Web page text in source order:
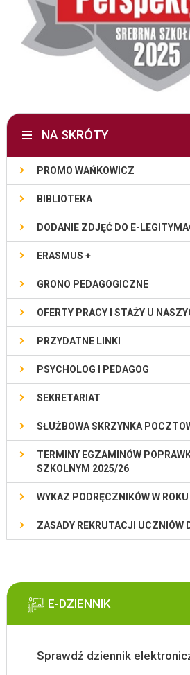
NA SKRÓTY
PROMO WAŃKOWICZ
BIBLIOTEKA
DODANIE ZDJĘĆ DO E-
ERASMUS +
GRONO PEDAGOGICZNE
OFERTY PRACY I STAŻY U
PRZYDATNE LINKI
PSYCHOLOG I PEDAGOG
SEKRETARIAT
SŁUŻBOWA SKRZYNKA
TERMINY EGZAMINÓW
SZKOLNYM 2025/26
WYKAZ PODRĘCZNIKÓW W
ZASADY REKRUTACJI UCZNIÓW
E-DZIENNIK
Sprawdź dziennik